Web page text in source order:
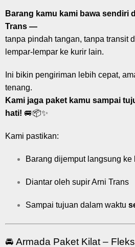
Barang kamu kami bawa sendiri
Trans —
tanpa pindah tangan, tanpa transit
lempar-lempar ke kurir lain.
Ini bikin pengiriman lebih cepat,
tenang.
Kami jaga paket kamu sampai
hati! 🚐📦✨
Kami pastikan:
Barang dijemput langsung ke
Diantar oleh supir Arni Trans
Sampai tujuan dalam waktu
🚘 Armada Paket Kilat –